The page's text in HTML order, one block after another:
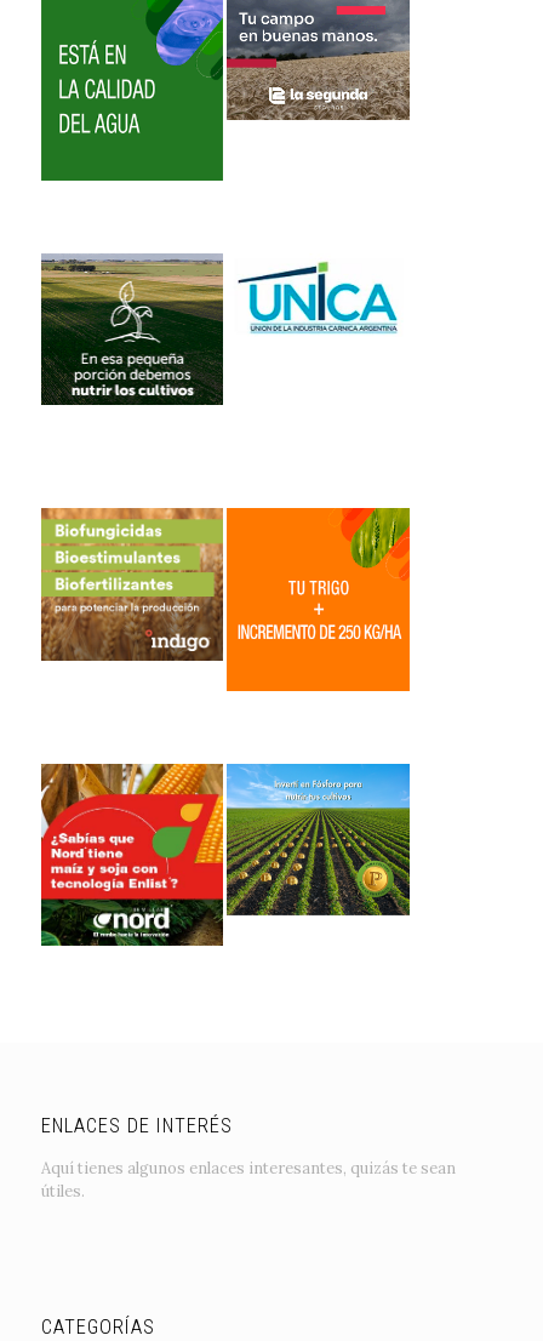
ENLACES DE INTERÉS
Aquí tienes algunos enlaces interesantes, quizás te sean
útiles.
CATEGORÍAS